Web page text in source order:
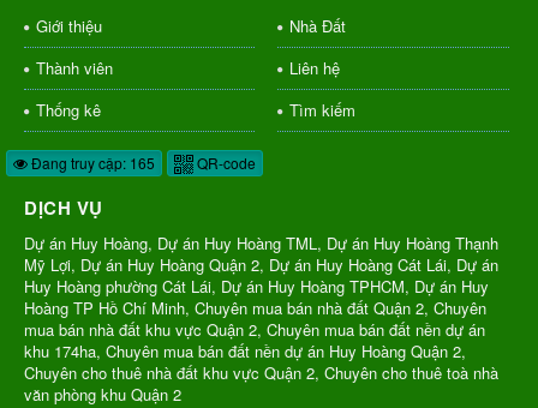
Giới thiệu
Nhà Đất
Thành viên
Liên hệ
Thống kê
Tìm kiếm
Đang truy cập: 165 QR-code
DỊCH VỤ
Dự án Huy Hoàng, Dự án Huy Hoàng TML, Dự án Huy Hoàng Thạnh
Mỹ Lợi, Dự án Huy Hoàng Quận 2, Dự án Huy Hoàng Cát Lái, Dự án
Huy Hoàng phường Cát Lái, Dự án Huy Hoàng TPHCM, Dự án Huy
Hoàng TP Hồ Chí Minh, Chuyên mua bán nhà đất Quận 2, Chuyên
mua bán nhà đất khu vực Quận 2, Chuyên mua bán đất nền dự án
khu 174ha, Chuyên mua bán đất nền dự án Huy Hoàng Quận 2,
Chuyên cho thuê nhà đất khu vực Quận 2, Chuyên cho thuê toà nhà
văn phòng khu Quận 2